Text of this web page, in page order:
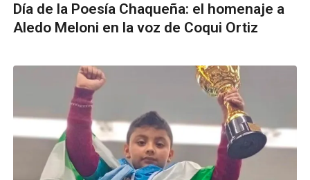
Día de la Poesía Chaqueña: el homenaje a
Aledo Meloni en la voz de Coqui Ortiz